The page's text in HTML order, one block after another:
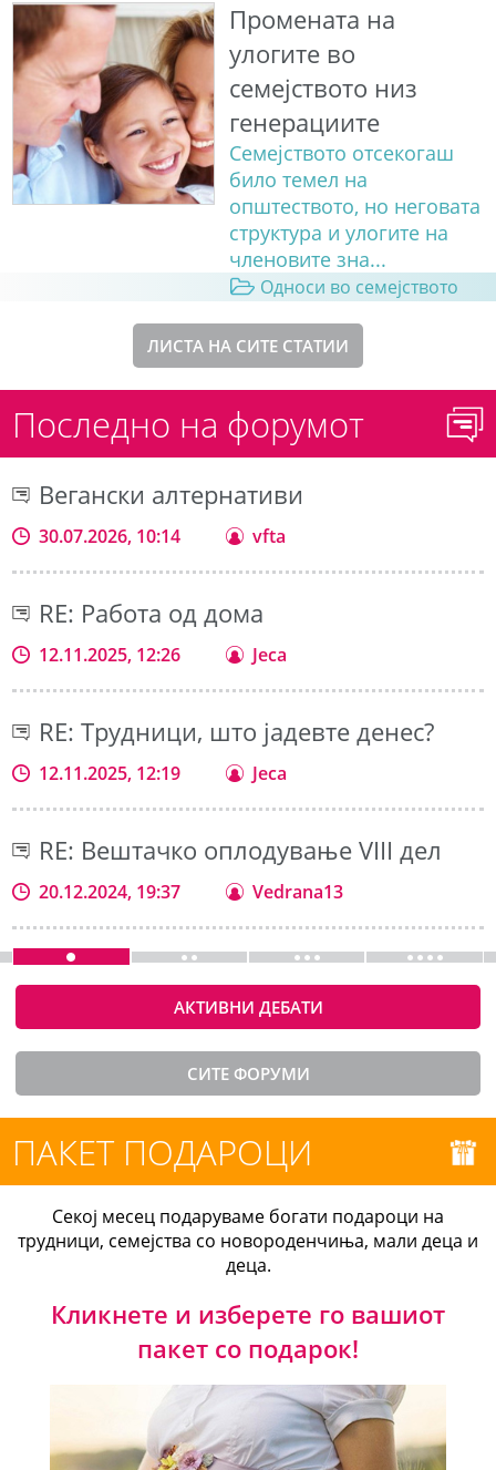
Промената на
улогите во
семејството низ
генерациите
Семејството отсекогаш
било темел на
општеството, но неговата
структура и улогите на
членовите зна...
Односи во семејството
ЛИСТА НА СИТЕ СТАТИИ
Последно на форумот
Вегански алтернативи
30.07.2026, 10:14 vfta
RE: Работа од дома
12.11.2025, 12:26 Jeca
RE: Трудници, што јадевте денес?
12.11.2025, 12:19 Jeca
RE: Вештачко оплодување VIII дел
20.12.2024, 19:37 Vedrana13
АКТИВНИ ДЕБАТИ
СИТЕ ФОРУМИ
ПАКЕТ ПОДАРОЦИ
Секој месец подаруваме богати подароци на
трудници, семејства со новороденчиња, мали деца и
деца.
Кликнете и изберете го вашиот
пакет со подарок!